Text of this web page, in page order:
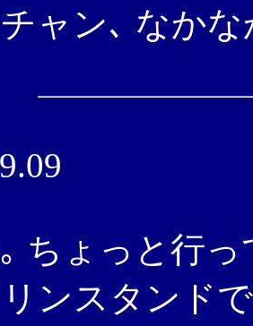
ャン､ なか
ちょっと行
ンスタンド